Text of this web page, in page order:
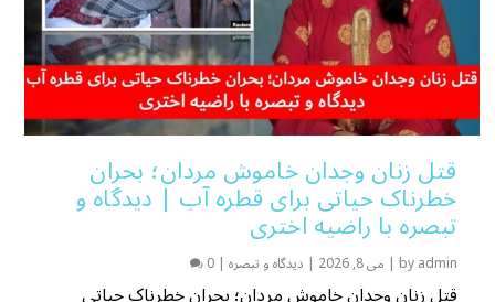
قتل زنان وجدان خاموش مردان؛ بحران
خطرناک حیاتی برای قطره آب | دیدگاه و
تبصره با راضیه اختری
byadmin
| می 8, 2026 | دیدگاه و تبصره |
0